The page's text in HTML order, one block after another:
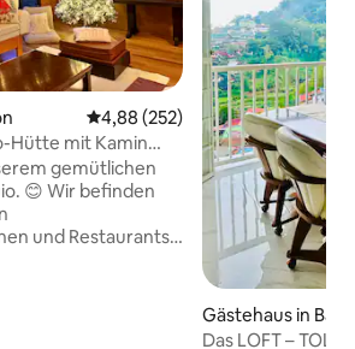
Durchschnittliche Bewertung:
4,88 (252)
Hütte mit Kamin
gemütlichen
und Restaurants.
Gästehaus in
Das LOFT –